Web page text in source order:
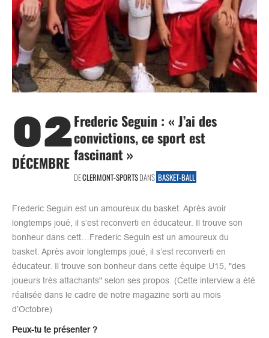
02
DÉCEMBRE
Frederic Seguin : « J’ai des
convictions, ce sport est
fascinant »
DECLERMONT-SPORTSDANS BASKET-BALL
Frederic Seguin est un amoureux du basket. Après avoir
longtemps joué, il s’est reconverti en éducateur. Il trouve son
bonheur dans cett…Frederic Seguin est un amoureux du
basket. Après avoir longtemps joué, il s’est reconverti en
éducateur. Il trouve son bonheur dans cette équipe U15, "des
joueurs très attachants" selon ses propos. (Cette interview a été
réalisée dans le cadre de notre magazine sorti au mois
d’Octobre)
Peux-tu te présenter ?